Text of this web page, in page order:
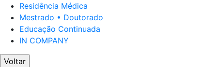
Residência Médica
Mestrado • Doutorado
Educação Continuada
IN COMPANY
Voltar